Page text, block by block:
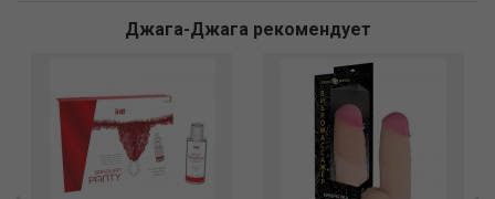
Джага-Джага рекомендует